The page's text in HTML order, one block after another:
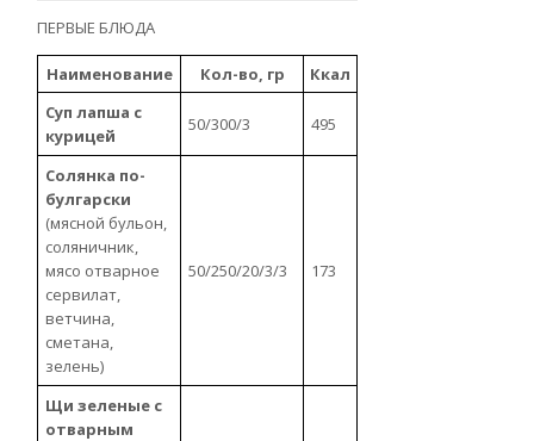
ПЕРВЫЕ БЛЮДА
Наименование Кол-во, гр
Ккал
Суп лапша с
курицей
50/300/3 495
Солянка по-
булгарски
(мясной бульон,
соляничник,
мясо отварное
сервилат,
ветчина,
сметана,
зелень)
50/250/20/3/3 173
Щи зеленые с
отварным